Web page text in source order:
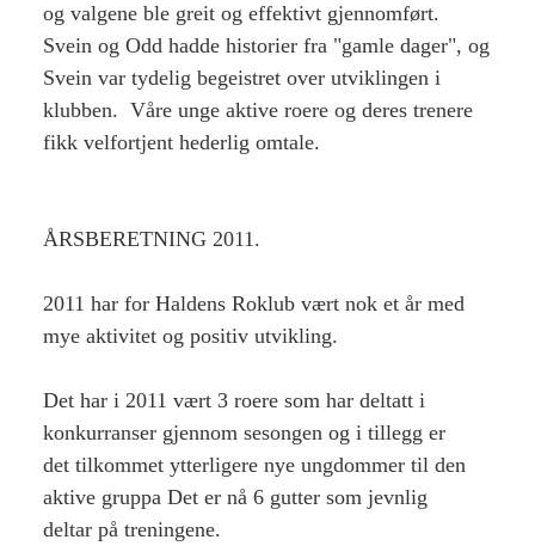
og valgene ble greit og effektivt gjennomført.
Svein og Odd hadde historier fra "gamle dager", og
Svein var tydelig begeistret over utviklingen i
klubben. Våre unge aktive roere og deres trenere
fikk velfortjent hederlig omtale.
ÅRSBERETNING 2011.
2011 har for Haldens Roklub vært nok et år med
mye aktivitet og positiv utvikling.
Det har i 2011 vært 3 roere som har deltatt i
konkurranser gjennom sesongen og i tillegg er
det tilkommet ytterligere nye ungdommer til den
aktive gruppa Det er nå 6 gutter som jevnlig
deltar på treningene.